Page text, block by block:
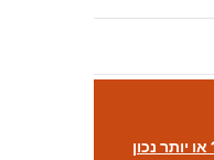
יותר נכון